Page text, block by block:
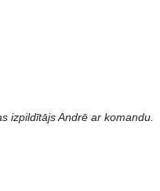
izpildītājs Andrē ar komandu.